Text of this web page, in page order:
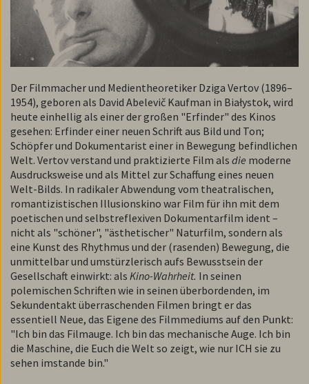
Der Filmmacher und Medientheoretiker Dziga Vertov (1896–
1954), geboren als David Abelevič Kaufman in Białystok, wird
heute einhellig als einer der großen "Erfinder" des Kinos
gesehen: Erfinder einer neuen Schrift aus Bild und Ton;
Schöpfer und Dokumentarist einer in Bewegung befindlichen
Welt. Vertov verstand und praktizierte Film als die moderne
Ausdrucksweise und als Mittel zur Schaffung eines neuen
Welt-Bilds. In radikaler Abwendung vom theatralischen,
romantizistischen Illusionskino war Film für ihn mit dem
poetischen und selbstreflexiven ­Dokumentarfilm ident –
nicht als "schöner", "ästhetischer" Naturfilm, sondern als
eine Kunst des Rhythmus und der (rasenden) ­Bewegung, die
unmittelbar und umstürzlerisch aufs Bewusstsein der
Gesellschaft einwirkt: als Kino-Wahrheit. In seinen
polemischen Schriften wie in seinen überbordenden, im
Sekundentakt über­raschenden Filmen bringt er das
essentiell Neue, das Eigene des Filmmediums auf den Punkt:
"Ich bin das Filmauge. Ich bin das ­mechanische Auge. Ich bin
die Maschine, die Euch die Welt so zeigt, wie nur ICH sie zu
sehen imstande bin."